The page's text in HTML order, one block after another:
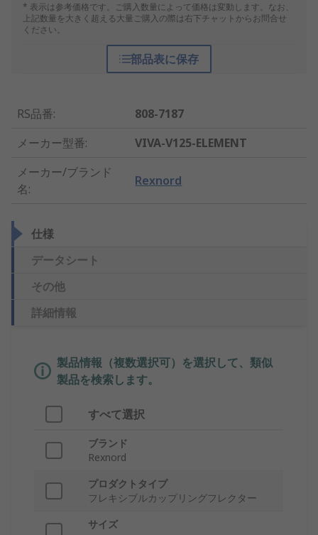
* 表示は参考価格です。ご購入数量によって価格は変動します。なお、
上記数量を大きく超える大量ご購入の際は右下チャットからお問合せ
ください。
部品表に保存
RS品番:
808-7187
メーカー型番:
VIVA-V125-ELEMENT
メーカー/ブランド
名:
Rexnord
仕様
データシート
その他
詳細情報
製品情報（複数選択可）を選択して、類似
製品を検索します。
すべて選択
ブランド
Rexnord
プロダクトタイプ
フレキシブルカップリングフレクター
サイズ